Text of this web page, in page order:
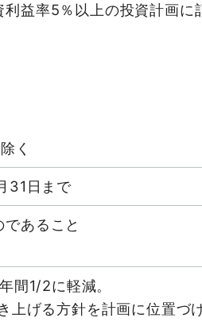
益率5％以上の投資計画に
く
31日まで
あること
間1/2に軽減。
げる方針を計画に位置づ